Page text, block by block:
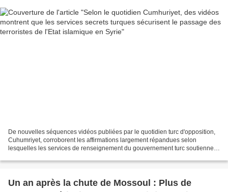
De nouvelles séquences vidéos publiées par le quotidien turc d'opposition,
Cuhumriyet, corroborent les affirmations largement répandues selon
lesquelles les services de renseignement du gouvernement turc soutiennent
Un an après la chute de Mossoul : Plus de